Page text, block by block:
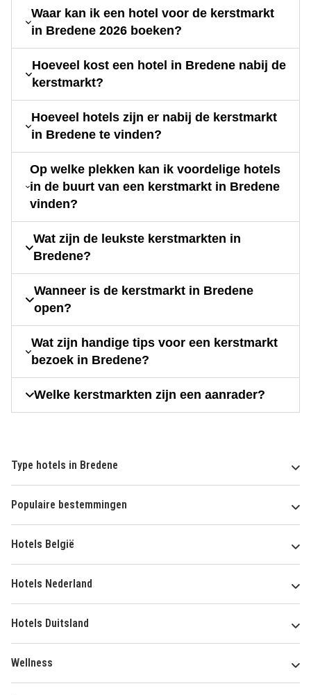
Waar kan ik een hotel voor de kerstmarkt
in Bredene 2026 boeken?
Hoeveel kost een hotel in Bredene nabij de
kerstmarkt?
Hoeveel hotels zijn er nabij de kerstmarkt
in Bredene te vinden?
Op welke plekken kan ik voordelige hotels
in de buurt van een kerstmarkt in Bredene
vinden?
Wat zijn de leukste kerstmarkten in
Bredene?
Wanneer is de kerstmarkt in Bredene
open?
Wat zijn handige tips voor een kerstmarkt
bezoek in Bredene?
Welke kerstmarkten zijn een aanrader?
Type hotels in Bredene
Populaire bestemmingen
Hotels België
Hotels Nederland
Hotels Duitsland
Wellness